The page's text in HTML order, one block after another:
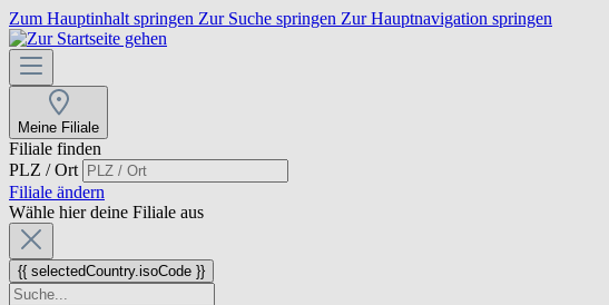
Zum Hauptinhalt springen Zur Suche springen Zur Hauptnavigation springen
Meine Filiale
Filiale finden
PLZ / Ort
Filiale ändern
Wähle hier deine Filiale aus
{{ selectedCountry.isoCode }}